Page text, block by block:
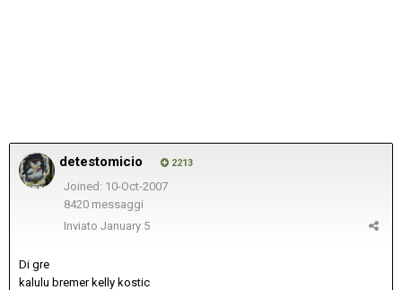
detestomicio 2213
Joined: 10-Oct-2007
8420 messaggi
Inviato January 5
Di gre
kalulu bremer kelly kostic